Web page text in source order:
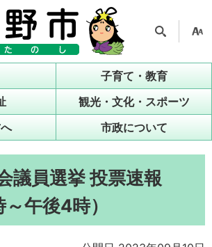
ル
子育て・教育
観光・文化・スポーツ
市政について
議員選挙 投票速報
～午後4時）